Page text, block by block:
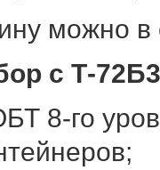
можно в
с Т-
8-го